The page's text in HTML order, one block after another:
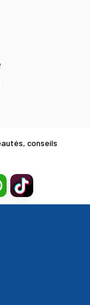
conseils